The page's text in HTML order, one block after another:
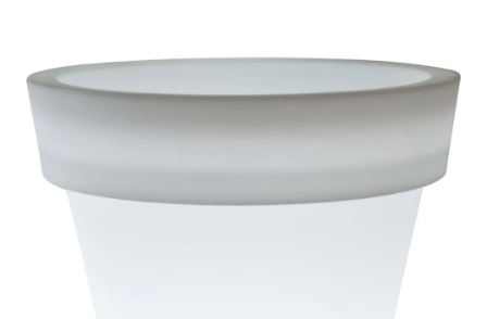
INTERIÉROVÉ DEKORÁCIE
BLOG
NA OBJEDNÁVKU